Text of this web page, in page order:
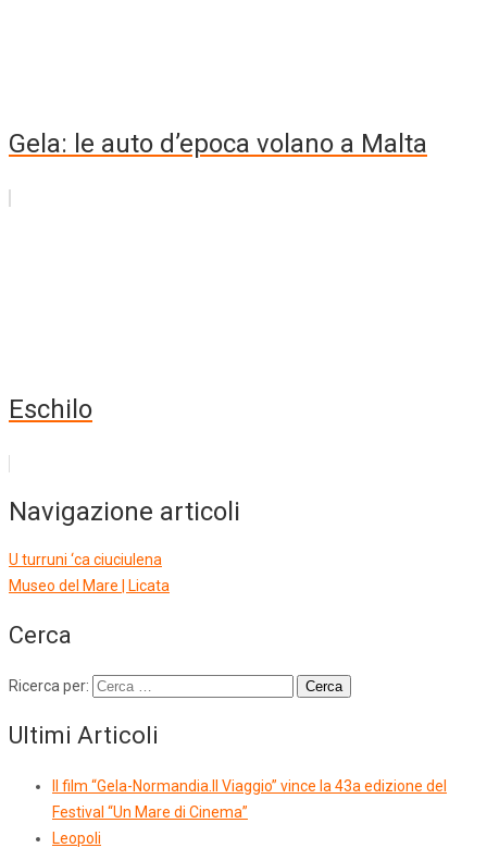
Gela: le auto d’epoca volano a Malta
Eschilo
Navigazione articoli
U turruni ‘ca ciuciulena
Museo del Mare | Licata
Cerca
Ricerca per:
Ultimi Articoli
Il film “Gela-Normandia.Il Viaggio” vince la 43a edizione del
Festival “Un Mare di Cinema”
Leopoli